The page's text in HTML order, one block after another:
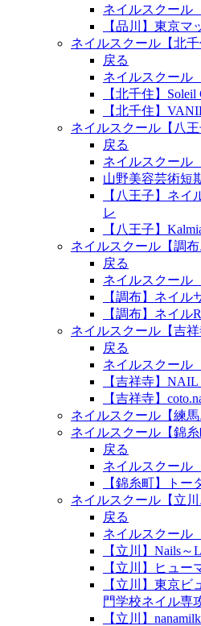
ネイルスクール
【品川】東京マ
ネイルスクール【北千
戻る
ネイルスクール
【北千住】Soleil
【北千住】
ネイルスクール【八王
戻る
ネイルスクール
山野美容芸術短
【八王子】ネイ
レ
【八王子】
ネイルスクール【調布
戻る
ネイルスクール
【調布】ネイル
【調布】ネイルR
ネイルスクール【吉祥
戻る
ネイルスクール
【吉祥寺】
【吉祥寺】
ネイルスクール【練馬
ネイルスクール【錦糸
戻る
ネイルスクール
【錦糸町】トー
ネイルスクール【立川
戻る
ネイルスクール
【立川】Nails～
【立川】ヒュー
【立川】東京
門学校ネイル専
【立川】nanamilk